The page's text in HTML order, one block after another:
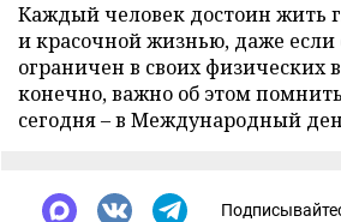
Каждый человек достоин жить
и красочной жизнью, даже если
ограничен в своих физических
конечно, важно об этом
сегодня – в Международный